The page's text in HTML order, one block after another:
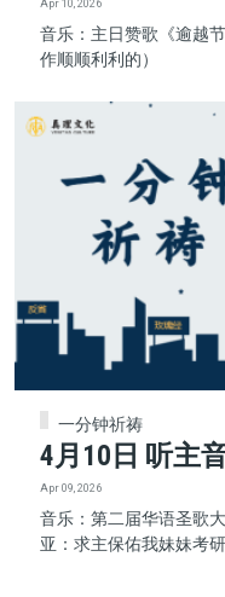
Apr 10, 2026
音乐：主日赞歌《逾越
作顺顺利利的）
一分钟祈祷
4月10日 听主
Apr 09, 2026
音乐：第二届华语圣歌
亚：求主保佑我妹妹考